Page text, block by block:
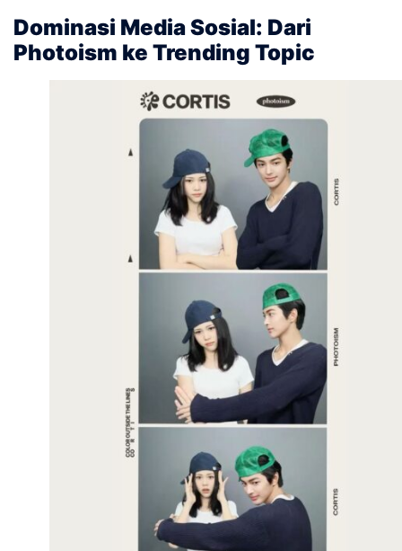
Dominasi Media Sosial: Dari
Photoism ke Trending Topic